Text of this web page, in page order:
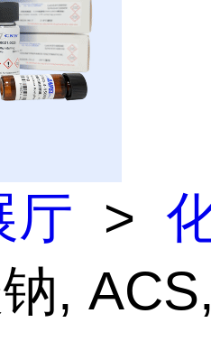
厅 >
,